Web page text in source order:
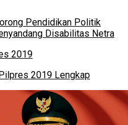
Pendidikan Politik
Disabilitas Netra
2019 Lengkap